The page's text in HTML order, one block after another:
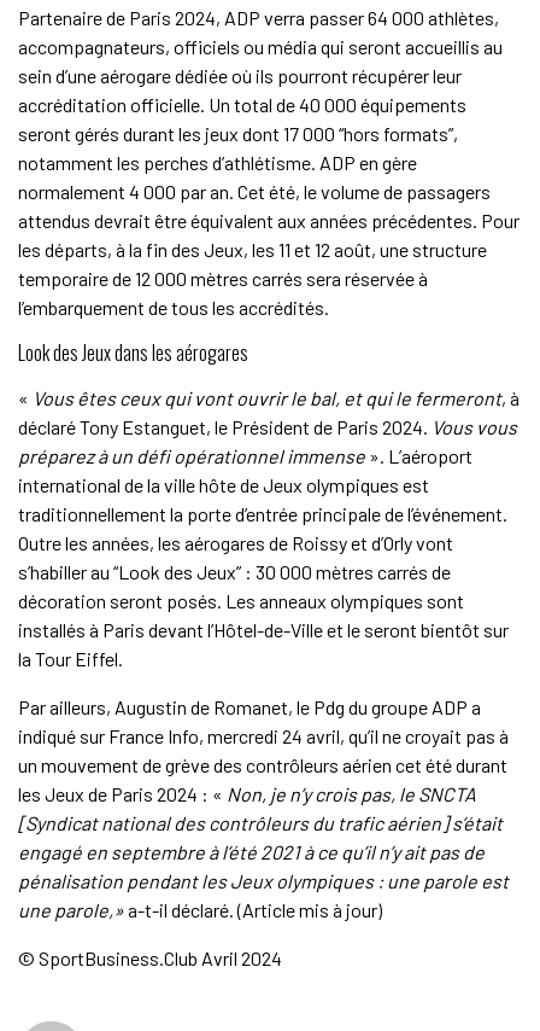
Partenaire de Paris 2024, ADP verra passer 64 000 athlètes,
accompagnateurs, officiels ou média qui seront accueillis au
sein d’une aérogare dédiée où ils pourront récupérer leur
accréditation officielle. Un total de 40 000 équipements
seront gérés durant les jeux dont 17 000 “hors formats”,
notamment les perches d’athlétisme. ADP en gère
normalement 4 000 par an. Cet été, le volume de passagers
attendus devrait être équivalent aux années précédentes. Pour
les départs, à la fin des Jeux, les 11 et 12 août, une structure
temporaire de 12 000 mètres carrés sera réservée à
l’embarquement de tous les accrédités.
Look des Jeux dans les aérogares
« Vous êtes ceux qui vont ouvrir le bal, et qui le fermeront, à
déclaré Tony Estanguet, le Président de Paris 2024. Vous vous
préparez à un défi opérationnel immense». L’aéroport
international de la ville hôte de Jeux olympiques est
traditionnellement la porte d’entrée principale de l’événement.
Outre les années, les aérogares de Roissy et d’Orly vont
s’habiller au “Look des Jeux” : 30 000 mètres carrés de
décoration seront posés. Les anneaux olympiques sont
installés à Paris devant l’Hôtel-de-Ville et le seront bientôt sur
la Tour Eiffel.
Par ailleurs, Augustin de Romanet, le Pdg du groupe ADP a
indiqué sur France Info, mercredi 24 avril, qu’il ne croyait pas à
un mouvement de grève des contrôleurs aérien cet été durant
les Jeux de Paris 2024 : « Non, je n’y crois pas, le SNCTA
[Syndicat national des contrôleurs du trafic aérien] s’était
engagé en septembre à l’été 2021 à ce qu’il n’y ait pas de
pénalisation pendant les Jeux olympiques : une parole est
une parole,»a-t-il déclaré. (Article mis à jour)
© SportBusiness.Club Avril 2024